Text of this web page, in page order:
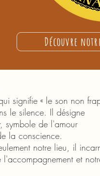
Découvre
signifie « le son non
le silence. Il désigne
symbole de l'amour
la conscience.
notre lieu, il
et